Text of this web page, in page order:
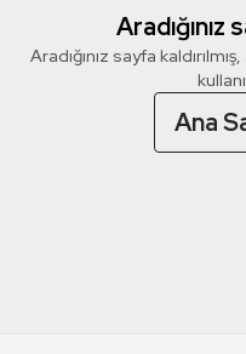
Aradığınız
Aradığınız sayfa
Ana